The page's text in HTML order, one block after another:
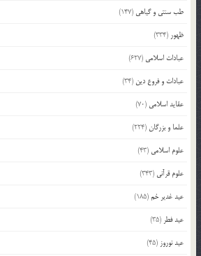
طب سنتی و گیاهی (147)
ظهور (334)
عبادات اسلامی (627)
عبادات و فروع دین (34)
عقاید اسلامی (70)
علما و بزرگان(224)
علوم اسلامی (43)
علوم قرآنی (343)
عید غدیر خم(185)
عید فطر (35)
عید نوروز (45)